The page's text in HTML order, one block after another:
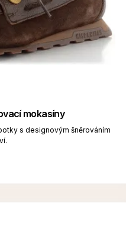
mokasíny
s designovým šněrováním